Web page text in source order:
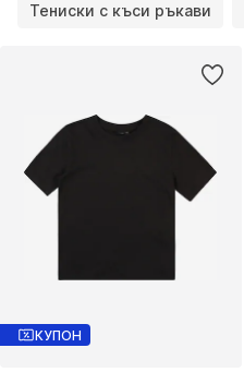
Тениски с къси ръкави
КУПОН